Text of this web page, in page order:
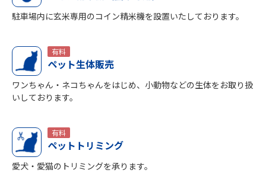
駐車場内に玄米専用のコイン精米機を設置いたしております。
有料
ペット生体販売
ワンちゃん・ネコちゃんをはじめ、小動物などの生体をお取り扱
いしております。
有料
ペットトリミング
愛犬・愛猫のトリミングを承ります。